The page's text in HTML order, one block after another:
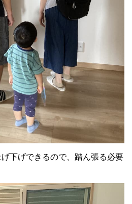
下げできるので、踏ん張る必要